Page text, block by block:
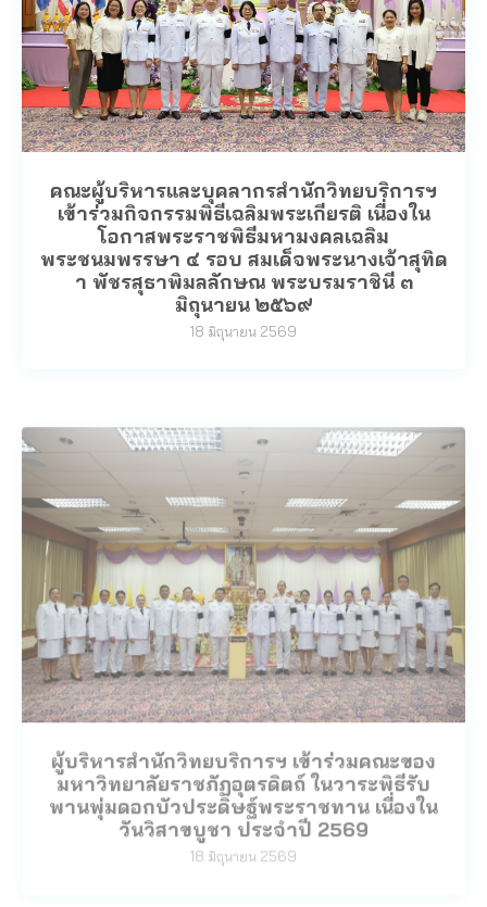
คณะผู้บริหารและบุคลากรสำนักวิทยบริการฯ
เข้าร่วมกิจกรรมพิธีเฉลิมพระเกียรติ เนื่องใน
โอกาสพระราชพิธีมหามงคลเฉลิม
พระชนมพรรษา ๔ รอบ สมเด็จพระนางเจ้าสุทิด
า พัชรสุธาพิมลลักษณ พระบรมราชินี ๓
มิถุนายน ๒๕๖๙
18 มิถุนายน 2569
ผู้บริหารสำนักวิทยบริการฯ เข้าร่วมคณะของ
มหาวิทยาลัยราชภัฏอุตรดิตถ์ ในวาระพิธีรับ
พานพุ่มดอกบัวประดิษฐ์พระราชทาน เนื่องใน
วันวิสาขบูชา ประจำปี 2569
18 มิถุนายน 2569